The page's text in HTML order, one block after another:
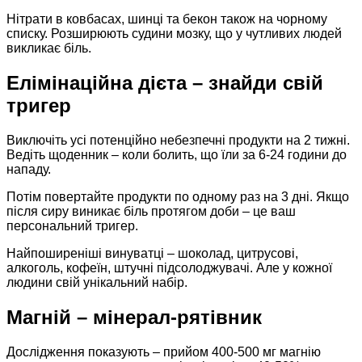
Нітрати в ковбасах, шинці та бекон також на чорному
списку. Розширюють судини мозку, що у чутливих людей
викликає біль.
Елімінаційна дієта – знайди свій
тригер
Виключіть усі потенційно небезпечні продукти на 2 тижні.
Ведіть щоденник – коли болить, що їли за 6-24 години до
нападу.
Потім повертайте продукти по одному раз на 3 дні. Якщо
після сиру виникає біль протягом доби – це ваш
персональний тригер.
Найпоширеніші винуватці – шоколад, цитрусові,
алкоголь, кофеїн, штучні підсолоджувачі. Але у кожної
людини свій унікальний набір.
Магній – мінерал-рятівник
Дослідження показують – прийом 400-500 мг магнію